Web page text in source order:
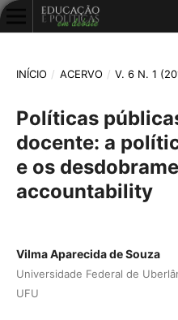
INÍCIO / ACERVO / V. 6 N. 1
Políticas
docente: a
e os
accountability
Vilma Aparecida de Souza
Universidade Federal de
UFU